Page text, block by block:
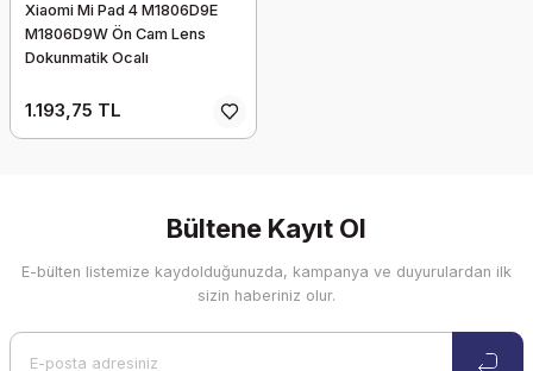
Xiaomi Mi Pad 4 M1806D9E
M1806D9W Ön Cam Lens
Dokunmatik Ocalı
1.193,75 TL
Bültene Kayıt Ol
E-bülten listemize kaydolduğunuzda, kampanya ve duyurulardan ilk
sizin haberiniz olur.